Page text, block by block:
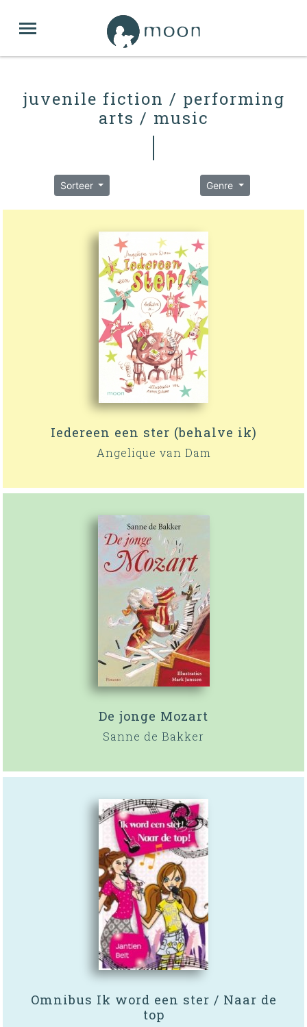
juvenile fiction / performing
arts / music
Sorteer Genre
Iedereen een ster (behalve ik)
Angelique van Dam
De jonge Mozart
Sanne de Bakker
Omnibus Ik word een ster / Naar de
top